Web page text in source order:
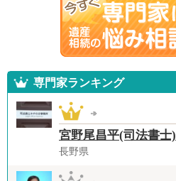
専門家ランキング
宮野尾昌平(司法書士)
長野県